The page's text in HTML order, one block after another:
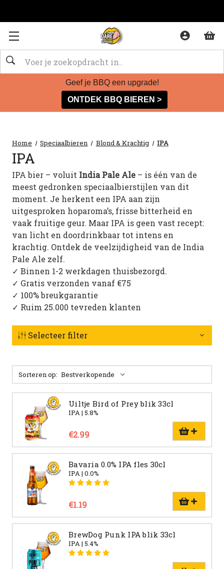
Zoeken
Geef je BBQ een upgrade!
ONTDEK BBQ BIEREN >
Home Speciaalbieren Blond & Krachtig IPA
IPA
IPA bier – voluit India Pale Ale – is één van de
meest gedronken speciaalbierstijlen van dit
moment. Je herkent een IPA aan zijn
uitgesproken hoparoma’s, frisse bitterheid en
vaak fruitige geur. Maar IPA is geen vast recept:
van licht en doordrinkbaar tot intens en
krachtig. Ontdek de veelzijdigheid van de India
Pale Ale zelf.
✓ Binnen 1-2 werkdagen thuisbezorgd.
✓ Gratis verzonden vanaf €75
✓ 100% breukgarantie
✓ Ruim 25.000 tevreden klanten
Selecteer filter
Sorteren op:
Uiltje Bird of Prey blik 33cl
IPA | 5.8%
€2.99
Bavaria 0.0% IPA fles 30cl
IPA | 0.0%
€1.19
BrewDog Punk IPA blik 33cl
IPA | 5.4%